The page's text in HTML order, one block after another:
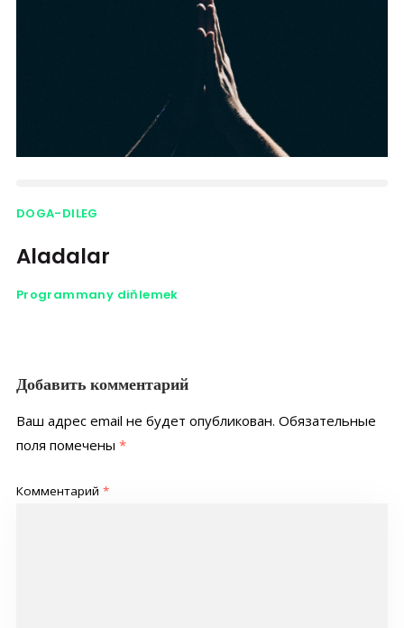
DOGA-DILEG
Aladalar
Programmany diňlemek
Добавить комментарий
Ваш адрес email не будет опубликован. Обязательные
поля помечены *
Комментарий *